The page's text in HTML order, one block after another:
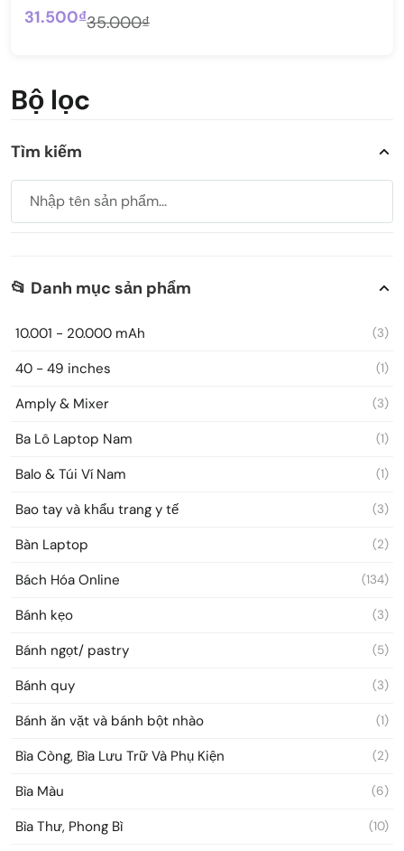
31.500₫35.000₫
Bộ lọc
Tìm kiếm
📂 Danh mục sản phẩm
10.001 - 20.000 mAh (3)
40 - 49 inches (1)
Amply & Mixer (3)
Ba Lô Laptop Nam (1)
Balo & Túi Ví Nam (1)
Bao tay và khẩu trang y tế (3)
Bàn Laptop (2)
Bách Hóa Online (134)
Bánh kẹo (3)
Bánh ngọt/ pastry (5)
Bánh quy (3)
Bánh ăn vặt và bánh bột nhào (1)
Bìa Còng, Bìa Lưu Trữ Và Phụ Kiện (2)
Bìa Màu (6)
Bìa Thư, Phong Bì (10)